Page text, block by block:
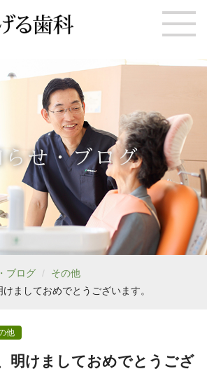
らせ・ブログ
ブログ
その他
ましておめでとうございます。
他
明けましておめでとうござ